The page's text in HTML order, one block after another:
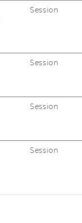
Session
Session
Session
Session